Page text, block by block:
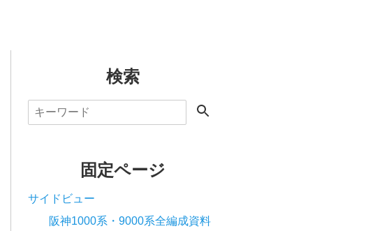
検索
固定ページ
サイドビュー
阪神1000系・9000系全編成資料